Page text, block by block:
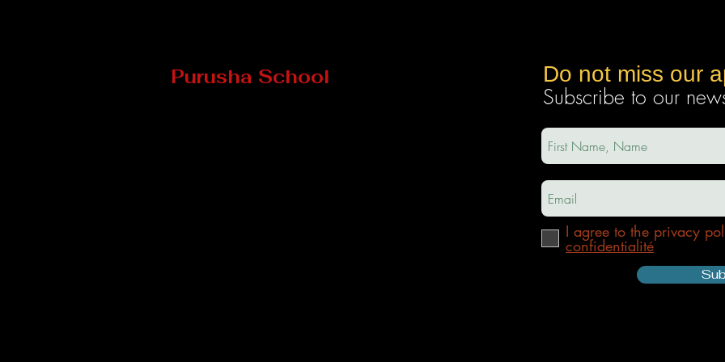
Purusha School Do not miss our
Subscribe to our
I agree to the privacy
confidentialité